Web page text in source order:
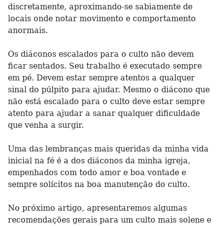
discretamente, aproximando-se sabiamente de
locais onde notar movimento e comportamento
anormais.
Os diáconos escalados para o culto não devem
ficar sentados. Seu trabalho é executado sempre
em pé. Devem estar sempre atentos a qualquer
sinal do púlpito para ajudar. Mesmo o diácono que
não está escalado para o culto deve estar sempre
atento para ajudar a sanar qualquer dificuldade
que venha a surgir.
Uma das lembranças mais queridas da minha vida
inicial na fé é a dos diáconos da minha igreja,
empenhados com todo amor e boa vontade e
sempre solícitos na boa manutenção do culto.
No próximo artigo, apresentaremos algumas
recomendações gerais para um culto mais solene e